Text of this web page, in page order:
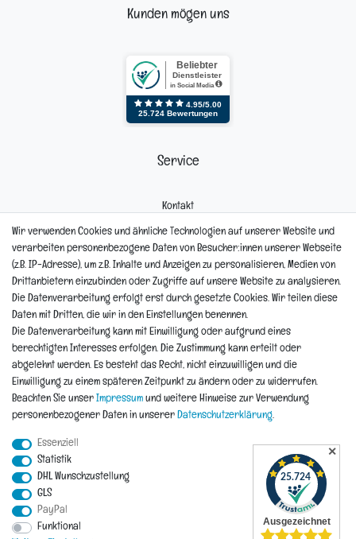
Kunden mögen uns
Service
Kontakt
Reklamation
Informationen
Hinweis zur Entsorgung von Altbaterien
*Teil-Widerruf
Impressum Daten­schutz­erklärung Widerrufs­recht
Wir verwenden Cookies und ähnliche Technologien auf unserer Website und
verarbeiten personenbezogene Daten von Besucher:innen unserer Webseite
(z.B. IP-Adresse), um z.B. Inhalte und Anzeigen zu personalisieren, Medien von
Drittanbietern einzubinden oder Zugriffe auf unsere Website zu analysieren.
Die Datenverarbeitung erfolgt erst durch gesetzte Cookies. Wir teilen diese
Daten mit Dritten, die wir in den Einstellungen benennen.
Die Datenverarbeitung kann mit Einwilligung oder aufgrund eines
berechtigten Interesses erfolgen. Die Zustimmung kann erteilt oder
abgelehnt werden. Es besteht das Recht, nicht einzuwilligen und die
Einwilligung zu einem späteren Zeitpunkt zu ändern oder zu widerrufen.
Beachten Sie unser Impressum und weitere Hinweise zur Verwendung
personenbezogener Daten in unserer Daten­schutz­erklärung.
Essenziell
Statistik
DHL Wunschzustellung
GLS
PayPal
Funktional
✕